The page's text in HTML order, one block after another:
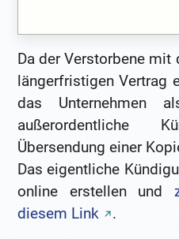
Da der Verstorbene
längerfristigen Vertrag
das Unternehmen
außerordentliche
Übersendung einer
Das eigentliche
online erstellen und
diesem Link
.